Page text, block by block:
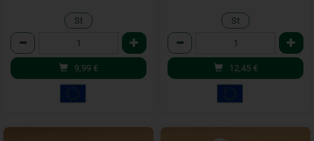
St
Anzahl
9,99 €
St
Anzahl
12,45 €